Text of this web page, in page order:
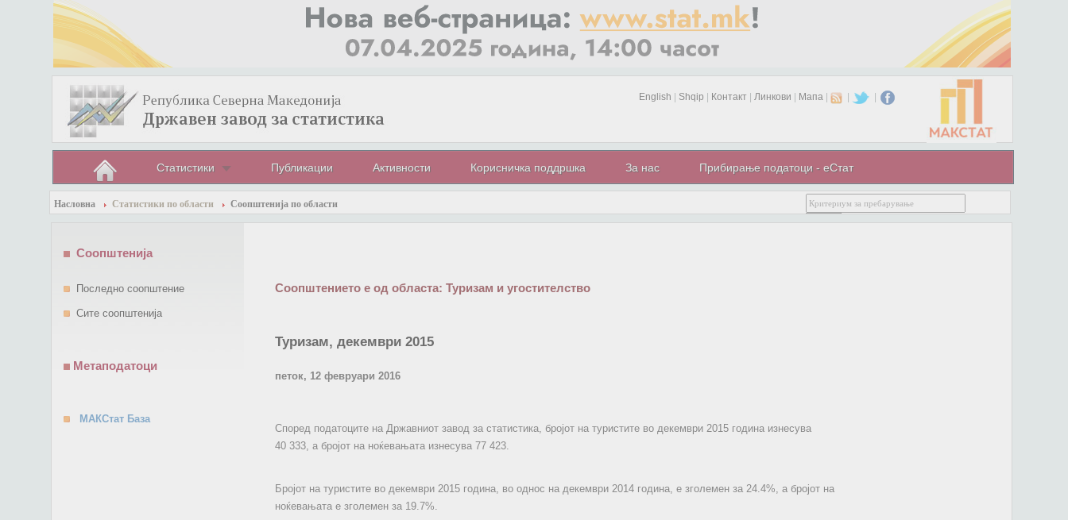
English Shqip Контакт Линкови Мапа| | |
Статистики Публикации Активности Корисничка поддршка За нас Прибирање податоци - еСтат
Насловна Статистики по области Соопштенија по области
Соопштението е од областа: Туризам и угостителство
Туризам, декември 2015
петок, 12 февруари 2016
Според податоците на Државниот завод за статистика, бројот на туристите во декември 2015 година изнесува
40 333, а бројот на ноќевањата изнесува 77 423.
Бројот на туристите во декември 2015 година, во однос на декември 2014 година, е зголемен за 24.4%, а бројот на
ноќевањата е зголемен за 19.7%.
Соопштенија
Последно соопштение
Сите соопштенија
Метаподатоци
МАКСтат База